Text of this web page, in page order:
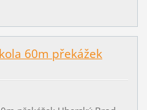
60m překážek